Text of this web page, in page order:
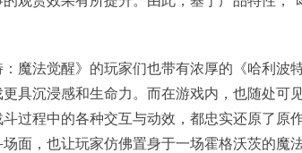
魔法觉醒》的玩家们也带有浓厚的《哈利波
具沉浸感和生命力。而在游戏内，也随处可
过程中的各种交互与动效，都忠实还原了原
面，也让玩家仿佛置身于一场霍格沃茨的魔法